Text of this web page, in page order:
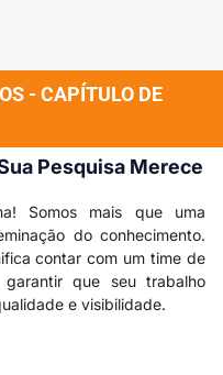
- CAPÍTULO DE
Pesquisa Merece
Somos mais que uma
do conhecimento.
contar com um time de
garantir que seu trabalho
e visibilidade.